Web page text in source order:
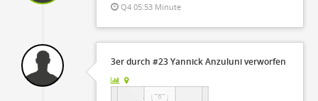
Q4 05:53 Minute
3er durch #23 Yannick Anzuluni verworfen